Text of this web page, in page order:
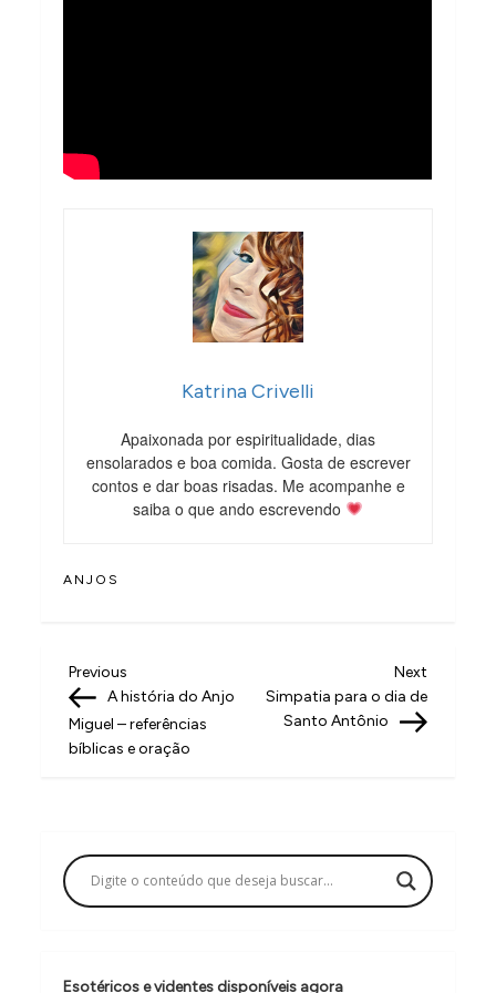
Katrina Crivelli
Apaixonada por espiritualidade, dias
ensolarados e boa comida. Gosta de escrever
contos e dar boas risadas. Me acompanhe e
saiba o que ando escrevendo
ANJOS
N
a
v
a
ç
o
Previous
Post
Previous
A história do Anjo
Miguel – referências
bíblicas e oração
Next
Post
Next
Simpatia para o dia de
Santo Antônio
Esotéricos e videntes disponíveis agora